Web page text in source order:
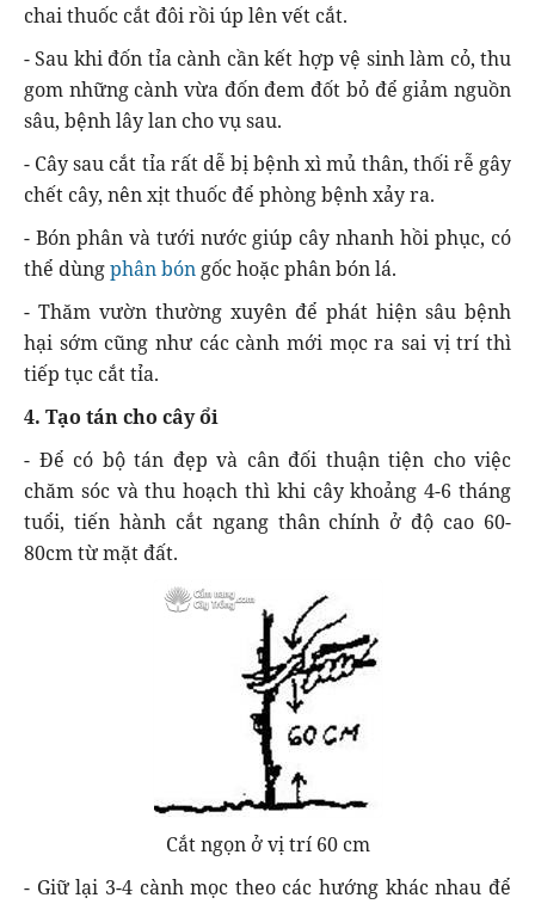
chai thuốc cắt đôi rồi úp lên vết cắt.
- Sau khi đốn tỉa cành cần kết hợp vệ sinh làm cỏ, thu
gom những cành vừa đốn đem đốt bỏ để giảm nguồn
sâu, bệnh lây lan cho vụ sau.
- Cây sau cắt tỉa rất dễ bị bệnh xì mủ thân, thối rễ gây
chết cây, nên xịt thuốc để phòng bệnh xảy ra.
- Bón phân và tưới nước giúp cây nhanh hồi phục, có
thể dùngphân bón gốc hoặc phân bón lá.
- Thăm vườn thường xuyên để phát hiện sâu bệnh
hại sớm cũng như các cành mới mọc ra sai vị trí thì
tiếp tục cắt tỉa.
4. Tạo tán cho cây ổi
- Để có bộ tán đẹp và cân đối thuận tiện cho việc
chăm sóc và thu hoạch thì khi cây khoảng 4-6 tháng
tuổi, tiến hành cắt ngang thân chính ở độ cao 60-
80cm từ mặt đất.
Cắt ngọn ở vị trí 60 cm
- Giữ lại 3-4 cành mọc theo các hướng khác nhau để